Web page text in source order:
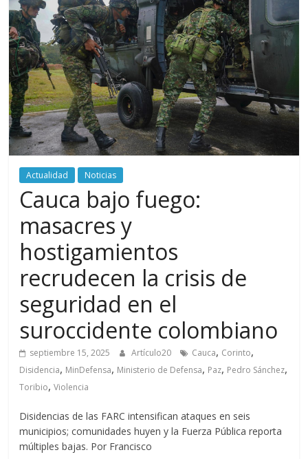
periodismo
digital
del
Politécnico
Grancolombiano
Actualidad Noticias
Cauca bajo fuego:
masacres y
hostigamientos
recrudecen la crisis de
seguridad en el
suroccidente colombiano
septiembre 15, 2025 Artículo20 Cauca, Corinto,
Disidencia, MinDefensa, Ministerio de Defensa, Paz, Pedro Sánchez,
Toribio,Violencia
Disidencias de las FARC intensifican ataques en seis
municipios; comunidades huyen y la Fuerza Pública reporta
múltiples bajas. Por Francisco